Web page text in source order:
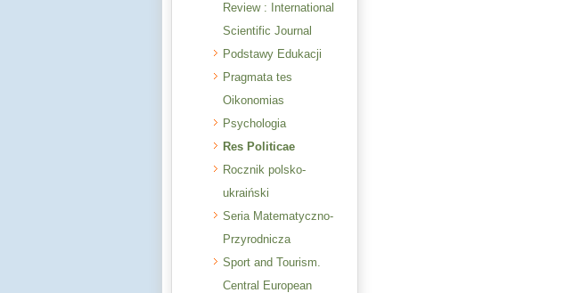
Review : International
Scientific Journal
Podstawy Edukacji
Pragmata tes
Oikonomias
Psychologia
Res Politicae
Rocznik polsko-
ukraiński
Seria Matematyczno-
Przyrodnicza
Sport and Tourism.
Central European